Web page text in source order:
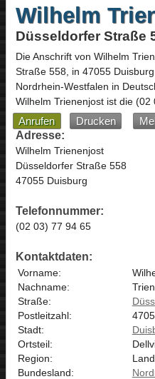
Wilhelm
Düsseldorfer Straße
Die Anschrift von Wilhelm
Straße 558, in 47055 Duisburg
Nordrhein-Westfalen in
Wilhelm Trienenjost ist die (02
Anrufen Drucken
Adresse:
Wilhelm Trienenjost
Düsseldorfer Straße 558
47055 Duisburg
Telefonnummer:
(02 03) 77 94 65
Kontaktdaten:
Vorname:
Nachname:
Straße:
Postleitzahl:
Stadt:
Ortsteil:
Region:
Bundesland: